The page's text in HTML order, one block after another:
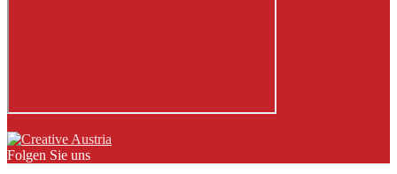
Folgen Sie uns